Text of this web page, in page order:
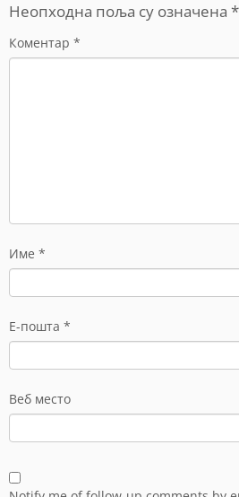
Неопходна поља су означена *
Коментар *
Име *
Е-пошта *
Веб место